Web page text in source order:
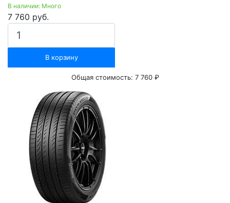
В наличии: Много
7 760 руб.
В корзину
Общая стоимость: 7 760 ₽